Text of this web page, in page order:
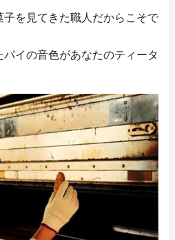
を見てきた職人だからこそで
イの音色があなたのティータ